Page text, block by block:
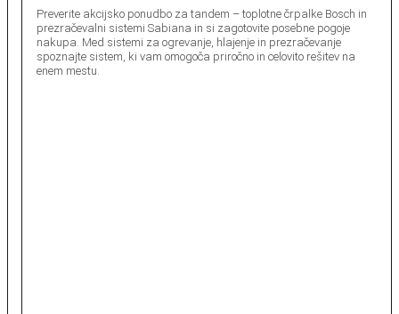
Preverite akcijsko ponudbo za tandem – toplotne črpalke Bosch in
prezračevalni sistemi Sabiana in si zagotovite posebne pogoje
nakupa. Med sistemi za ogrevanje, hlajenje in prezračevanje
spoznajte sistem, ki vam omogoča priročno in celovito rešitev na
enem mestu.